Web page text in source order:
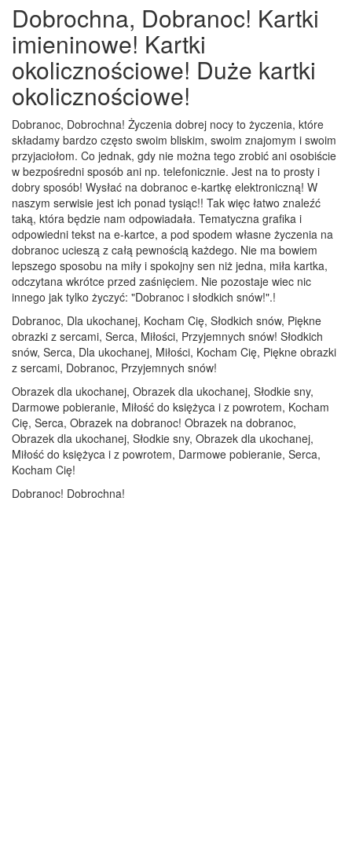
Dobrochna, Dobranoc! Kartki
imieninowe! Kartki
okolicznościowe! Duże kartki
okolicznościowe!
Dobranoc, Dobrochna! Życzenia dobrej nocy to życzenia, które
składamy bardzo często swoim bliskim, swoim znajomym i swoim
przyjaciołom. Co jednak, gdy nie można tego zrobić ani osobiście
w bezpośredni sposób ani np. telefonicznie. Jest na to prosty i
dobry sposób! Wysłać na dobranoc e-kartkę elektroniczną! W
naszym serwisie jest ich ponad tysiąc!! Tak więc łatwo znaleźć
taką, która będzie nam odpowiadała. Tematyczna grafika i
odpowiedni tekst na e-kartce, a pod spodem własne życzenia na
dobranoc ucieszą z całą pewnością każdego. Nie ma bowiem
lepszego sposobu na miły i spokojny sen niż jedna, miła kartka,
odczytana wkrótce przed zaśnięciem. Nie pozostaje wiec nic
innego jak tylko życzyć: "Dobranoc i słodkich snów!".!
Dobranoc, Dla ukochanej, Kocham Cię, Słodkich snów, Piękne
obrazki z sercami, Serca, Miłości, Przyjemnych snów! Słodkich
snów, Serca, Dla ukochanej, Miłości, Kocham Cię, Piękne obrazki
z sercami, Dobranoc, Przyjemnych snów!
Obrazek dla ukochanej, Obrazek dla ukochanej, Słodkie sny,
Darmowe pobieranie, Miłość do księżyca i z powrotem, Kocham
Cię, Serca, Obrazek na dobranoc! Obrazek na dobranoc,
Obrazek dla ukochanej, Słodkie sny, Obrazek dla ukochanej,
Miłość do księżyca i z powrotem, Darmowe pobieranie, Serca,
Kocham Cię!
Dobranoc! Dobrochna!